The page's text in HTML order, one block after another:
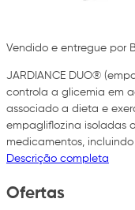
Vendido e entregue por
JARDIANCE DUO®
controla a glicemia em
associado a dieta e
empagliflozina isoladas
medicamentos,
Descrição completa
Ofertas